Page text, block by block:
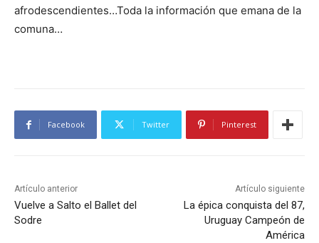
afrodescendientes…Toda la información que emana de la
comuna…
Facebook Twitter Pinterest
Artículo anterior
Vuelve a Salto el Ballet del
Sodre
Artículo siguiente
La épica conquista del 87,
Uruguay Campeón de
América